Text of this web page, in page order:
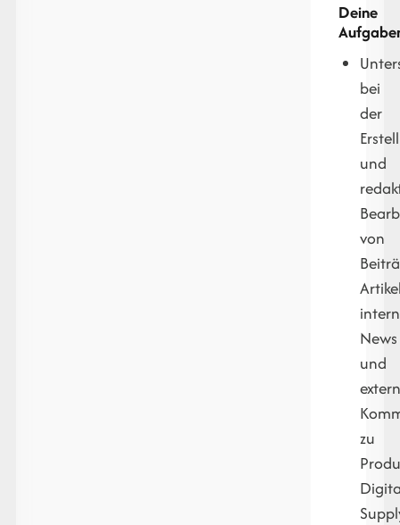
Deine
bei
der
und
von
News
und
zu